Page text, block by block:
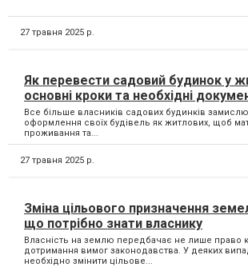
27 травня 2025 р.
Як перевести садовий будинок у
основні кроки та необхідні
Все більше власників садових будинків
оформлення своїх будівель як житлових, щоб
проживання та...
27 травня 2025 р.
Зміна цільового призначення
що потрібно знати власнику
Власність на землю передбачає не лише право
дотримання вимог законодавства. У деяких
необхідно змінити цільове...